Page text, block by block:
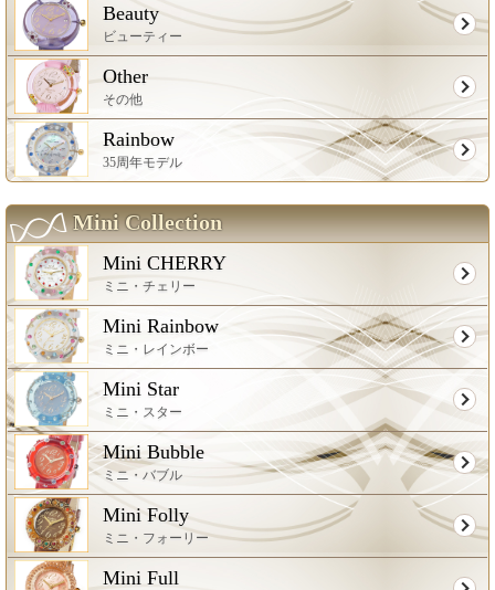
Beauty
ビューティー
Other
その他
Rainbow
35周年モデル
Mini Collection
Mini CHERRY
ミニ・チェリー
Mini Rainbow
ミニ・レインボー
Mini Star
ミニ・スター
Mini Bubble
ミニ・バブル
Mini Folly
ミニ・フォーリー
Mini Full